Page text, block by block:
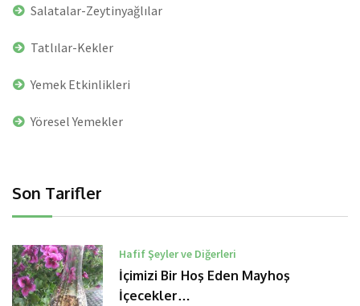
Salatalar-Zeytinyağlılar
Tatlılar-Kekler
Yemek Etkinlikleri
Yöresel Yemekler
Son Tarifler
Hafif Şeyler ve Diğerleri
İçimizi Bir Hoş Eden Mayhoş
İçecekler…